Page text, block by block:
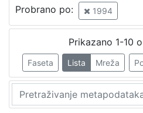
Svjetlo: časopis za kulturu,
Vrsta
Probrano po: 1994
Prikazano 1-10
Faseta Lista Mreža